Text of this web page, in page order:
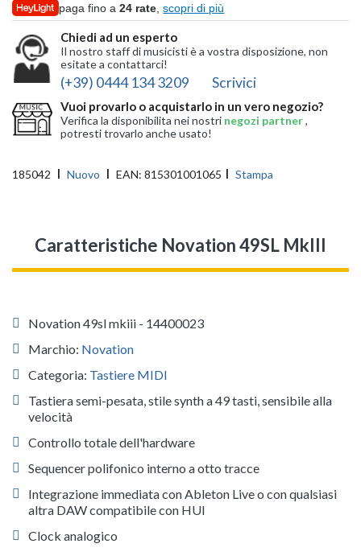
paga fino a24 rate ,scopri di più
Chiedi ad un esperto
Il nostro staff di musicisti è a vostra disposizione, non
esitate a contattarci!
(+39) 0444 134 3209 Scrivici
Vuoi provarlo o acquistarlo in un vero negozio?
Verifica la disponibilita nei nostri negozi partner,
potresti trovarlo anche usato!
185042 Nuovo EAN: 815301001065 Stampa
Caratteristiche Novation 49SL MkIII
Novation 49sl mkiii - 14400023
Marchio: Novation
Categoria: Tastiere MIDI
Tastiera semi-pesata, stile synth a 49 tasti, sensibile alla
velocità
Controllo totale dell'hardware
Sequencer polifonico interno a otto tracce
Integrazione immediata con Ableton Live o con qualsiasi
altra DAW compatibile con HUI
Clock analogico